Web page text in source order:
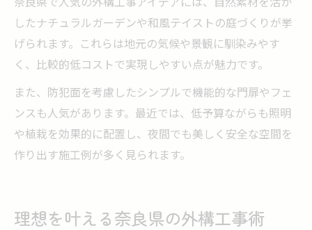
したナチュラルガーデンや和風テイストの庭づくりが挙
げられます。これらは地元の気候や景観に馴染みやす
く、比較的低コストで実現しやすい点が魅力です。
また、防犯面を考慮したシンプルで機能的な門扉やフェ
ンスも人気があります。最近では、低予算ながらも照明
や植栽を効果的に配置し、夜間でも美しく安全な空間を
作り出す施工例が多く見られます。
理想を叶える奈良県の外構工事術